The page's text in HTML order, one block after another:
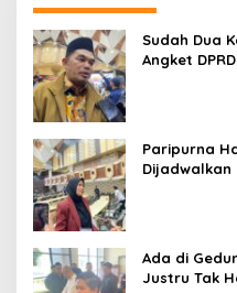
Sudah Dua
Angket
Paripurna
Dijadwalkan
Ada di
Justru Tak